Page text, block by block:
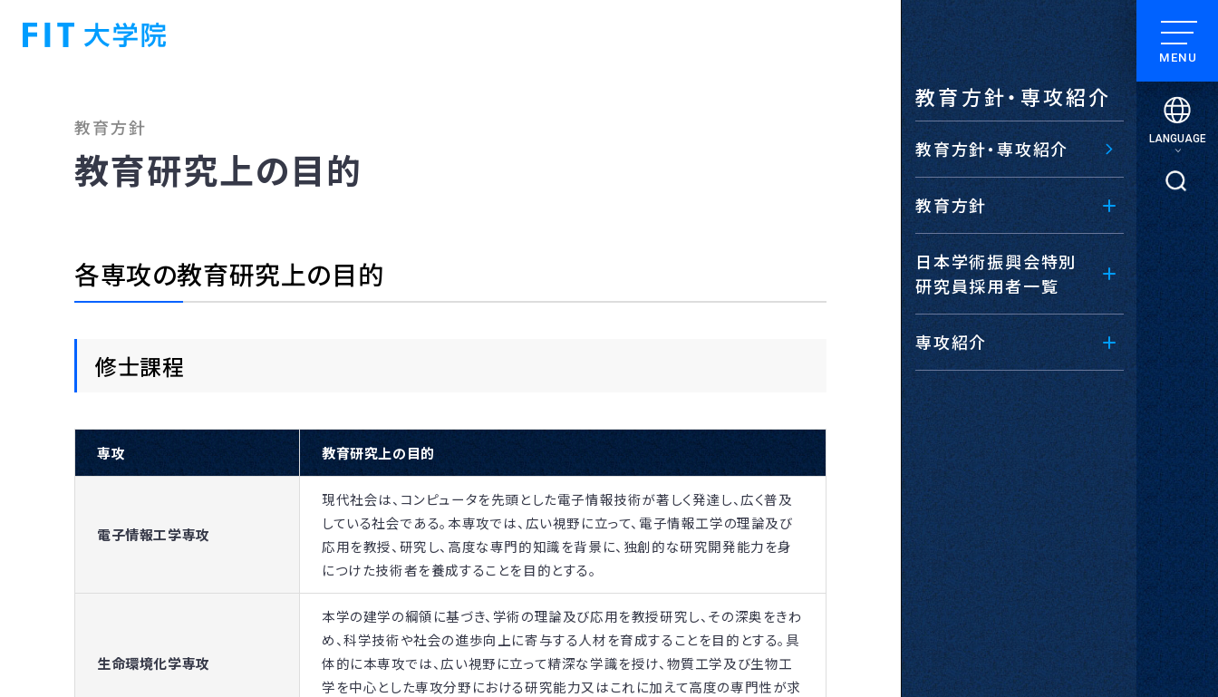
LANGUAGE
検索
教育方針
教育研究上の目的
各専攻の教育研究上の目的
修士課程
専攻 教育研究上の目的
電子情報工学専攻
現代社会は、コンピュータを先頭とした電子情報技術が著しく発達し、広く普及
している社会である。本専攻では、広い視野に立って、電子情報工学の理論及び
応用を教授、研究し、高度な専門的知識を背景に、独創的な研究開発能力を身
につけた技術者を養成することを目的とする。
生命環境化学専攻
本学の建学の綱領に基づき、学術の理論及び応用を教授研究し、その深奥をきわ
め、科学技術や社会の進歩向上に寄与する人材を育成することを目的とする。具
体的に本専攻では、広い視野に立って精深な学識を授け、物質工学及び生物工
学を中心とした専攻分野における研究能力又はこれに加えて高度の専門性が求
教育方針・専攻紹介
教育方針・専攻紹介
教育方針
日本学術振興会特別
研究員採用者一覧
専攻紹介